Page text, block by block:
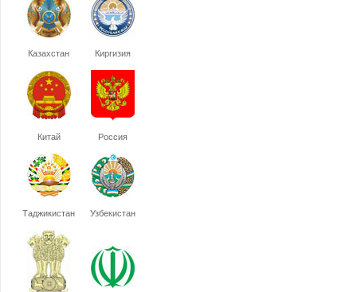
Казахстан Киргизия
Китай Россия
Таджикистан Узбекистан